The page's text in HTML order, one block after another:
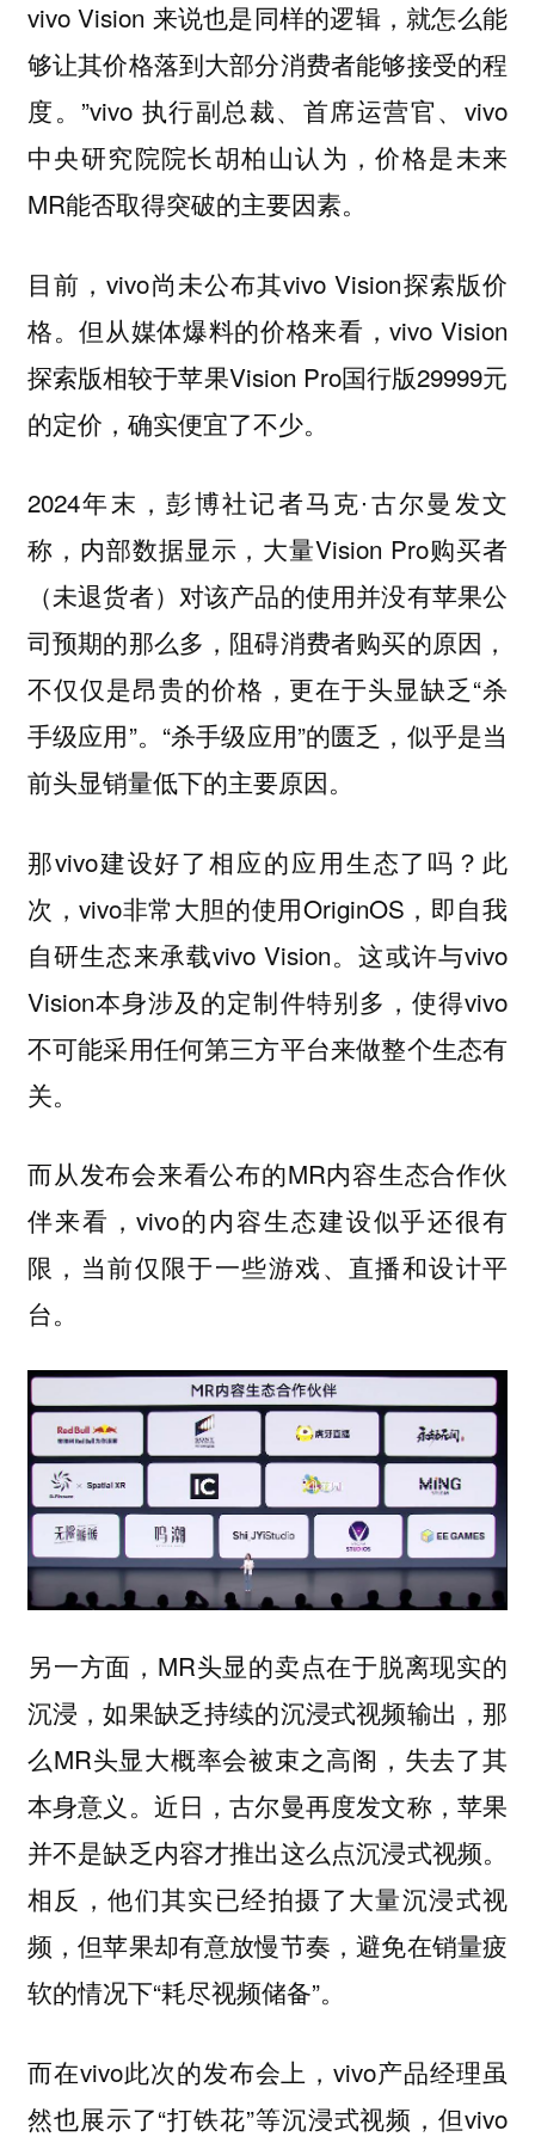
vivo Vision 来说也是同样的逻辑，就怎么能
够让其价格落到大部分消费者能够接受的程
度。”vivo 执行副总裁、首席运营官、vivo
中央研究院院长胡柏山认为，价格是未来
MR能否取得突破的主要因素。
目前，vivo尚未公布其vivo Vision探索版价
格。但从媒体爆料的价格来看，vivo Vision
探索版相较于苹果Vision Pro国行版29999元
的定价，确实便宜了不少。
2024年末，彭博社记者马克∙古尔曼发文
称，内部数据显示，大量Vision Pro购买者
（未退货者）对该产品的使用并没有苹果公
司预期的那么多，阻碍消费者购买的原因，
不仅仅是昂贵的价格，更在于头显缺乏“杀
手级应用”。“杀手级应用”的匮乏，似乎是当
前头显销量低下的主要原因。
那vivo建设好了相应的应用生态了吗？此
次，vivo非常大胆的使用OriginOS，即自我
自研生态来承载vivo Vision。这或许与vivo
Vision本身涉及的定制件特别多，使得vivo
不可能采用任何第三方平台来做整个生态有
关。
而从发布会来看公布的MR内容生态合作伙
伴来看，vivo的内容生态建设似乎还很有
限，当前仅限于一些游戏、直播和设计平
台。
另一方面，MR头显的卖点在于脱离现实的
沉浸，如果缺乏持续的沉浸式视频输出，那
么MR头显大概率会被束之高阁，失去了其
本身意义。近日，古尔曼再度发文称，苹果
并不是缺乏内容才推出这么点沉浸式视频。
相反，他们其实已经拍摄了大量沉浸式视
频，但苹果却有意放慢节奏，避免在销量疲
软的情况下“耗尽视频储备”。
而在vivo此次的发布会上，vivo产品经理虽
然也展示了“打铁花”等沉浸式视频，但vivo